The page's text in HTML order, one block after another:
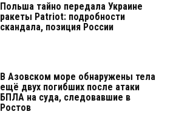
Польша тайно передала Украине
ракеты Patriot: подробности
скандала, позиция России
В Азовском море обнаружены тела
ещё двух погибших после атаки
БПЛА на суда, следовавшие в
Ростов